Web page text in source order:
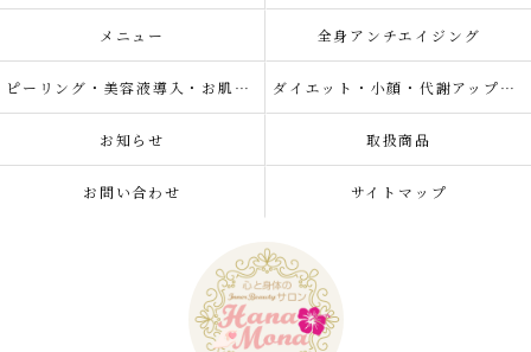
メニュー 全身アンチエイジング
ピーリング・美容液導入・お肌の悩み改善 ダイエット・小顔・代謝アップ・肌質改善・リラクゼーション
お知らせ 取扱商品
お問い合わせ サイトマップ